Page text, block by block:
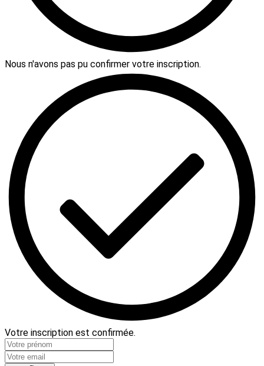
Nous n'avons pas pu confirmer votre inscription.
Votre inscription est confirmée.